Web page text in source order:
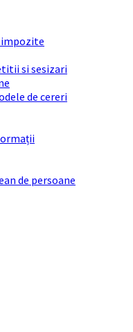
si sesizari
de cereri
de persoane